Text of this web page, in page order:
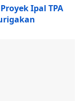
Ipal TPA